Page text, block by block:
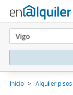
Vigo
Inicio Alquiler